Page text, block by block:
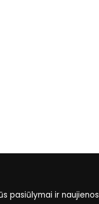
pasiūlymai ir naujienos